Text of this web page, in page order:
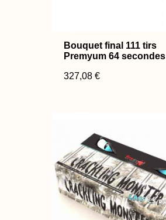
Bouquet final 111 tirs
Premyum 64 secondes
327,08 €